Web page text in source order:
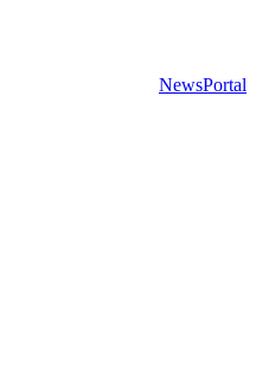
NewsPortal